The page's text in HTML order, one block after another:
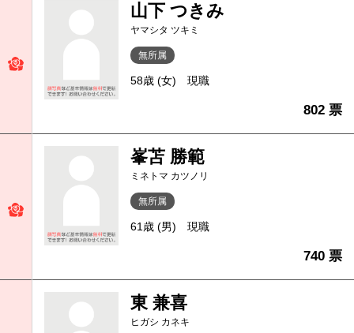
山下 つきみ
ヤマシタ ツキミ
無所属
58歳 (女) 現職
802 票
峯苫 勝範
ミネトマ カツノリ
無所属
61歳 (男) 現職
740 票
東 兼喜
ヒガシ カネキ